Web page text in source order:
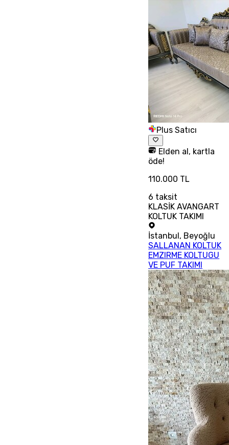
Plus Satıcı
Elden al, kartla
öde!
110.000 TL
6 taksit
KLASİK AVANGART
KOLTUK TAKIMI
İstanbul, Beyoğlu
SALLANAN KOLTUK
EMZIRME KOLTUGU
VE PUF TAKIMI